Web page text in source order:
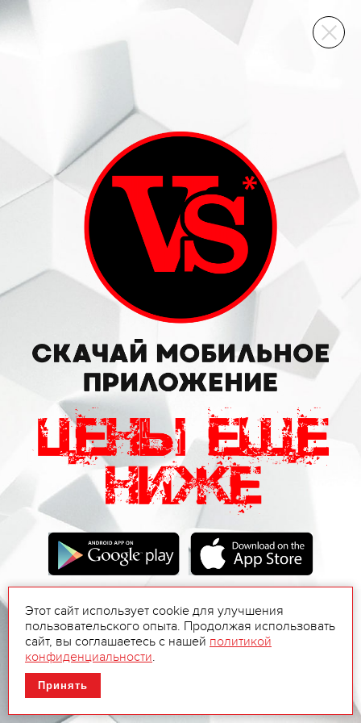
ВИННЫЙ СКЛАД
Этот сайт использует cookie для улучшения
пользовательского опыта. Продолжая использовать
сайт, вы соглашаетесь с нашей политикой
конфиденциальности.
Принять